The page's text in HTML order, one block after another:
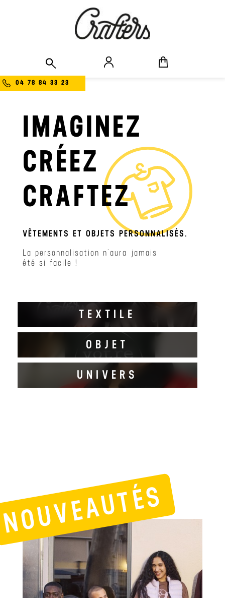
04 78 84 33 23
IMAGINEZ
CRÉEZ
CRAFTEZ
VÊTEMENTS ET OBJETS PERSONNALISÉS.
La personnalisation n’aura jamais
été si facile !
TEXTILE
OBJET
DECOUVRIR
UNIVERS
NOUVEAUTÉS